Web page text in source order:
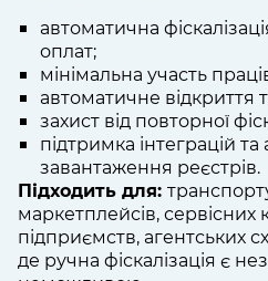
автоматична
оплат;
мінімальна участь
автоматичне відкриття
захист від повторної
підтримка інтеграцій
завантаження реєстрів.
Підходить для:
маркетплейсів,
підприємств, агентських
де ручна фіскалізація є